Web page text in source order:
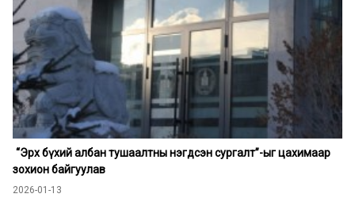
“Эрх бүхий албан тушаалтны нэгдсэн сургалт”-ыг цахимаар
зохион байгуулав
2026-01-13